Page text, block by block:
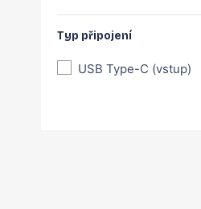
Typ připojení
USB Type-C (vstup)